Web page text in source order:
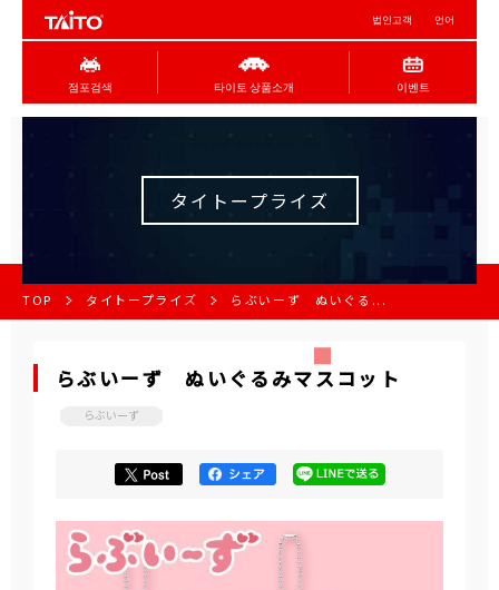
법인고객 언어
점포검색 타이토 상품소개 이벤트
タイトープライズ
TOP タイトープライズ らぶいーず ぬいぐる...
らぶいーず ぬいぐるみマスコット
らぶいーず